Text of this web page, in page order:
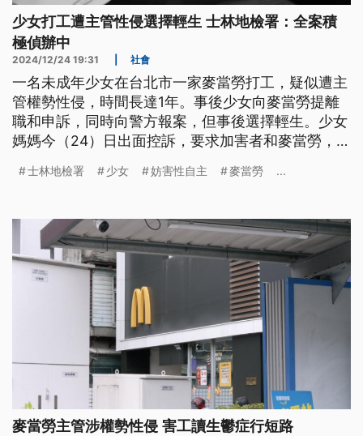
少女打工遭主管性侵選擇輕生 士林地檢署：全案積
極偵辦中
2024/12/24 19:31 社會
一名未成年少女在台北市一家麥當勞打工，疑似遭主
管權勢性侵，時間長達1年。事後少女向麥當勞提離
職和申訴，同時向警方報案，但事後選擇輕生。少女
媽媽今（24）日出面控訴，要求加害者和麥當勞，除
辦中，至於雇主義務部份，北市勞動局要求麥當勞限
問，會全力配合執法單位調查。
士林地檢署 少女 妨害性自主 麥當勞 ...
麥當勞主管涉權勢性侵 害工讀生鬱症行短路